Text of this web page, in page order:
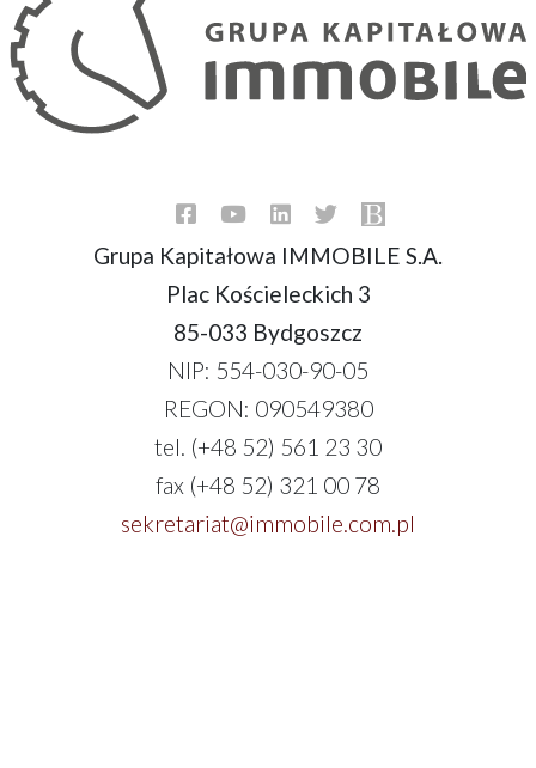
Grupa Kapitałowa IMMOBILE S.A.
Plac Kościeleckich 3
85-033 Bydgoszcz
NIP: 554-030-90-05
REGON: 090549380
tel. (+48 52) 561 23 30
fax (+48 52) 321 00 78
sekretariat@immobile.com.pl